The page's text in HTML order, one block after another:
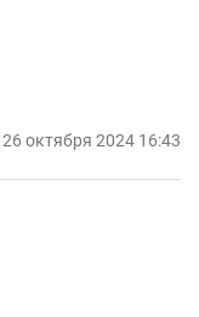
26 октября 2024 16:43